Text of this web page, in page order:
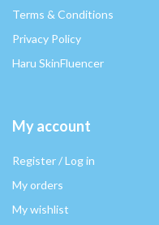
Terms & Conditions
Privacy Policy
Haru SkinFluencer
My account
Register / Log in
My orders
My wishlist